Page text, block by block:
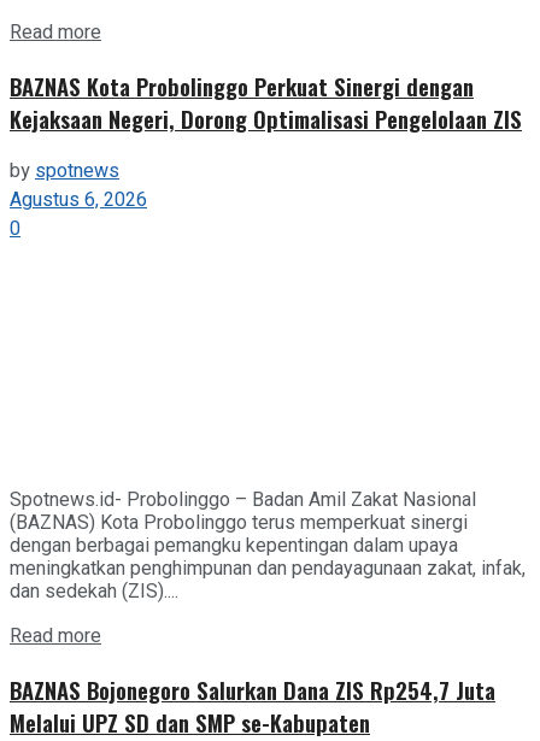
Read more
BAZNAS Kota Probolinggo Perkuat Sinergi dengan
Kejaksaan Negeri, Dorong Optimalisasi Pengelolaan ZIS
byspotnews
Agustus 6, 2026
0
Spotnews.id- Probolinggo – Badan Amil Zakat Nasional
(BAZNAS) Kota Probolinggo terus memperkuat sinergi
dengan berbagai pemangku kepentingan dalam upaya
meningkatkan penghimpunan dan pendayagunaan zakat, infak,
dan sedekah (ZIS)....
Read more
BAZNAS Bojonegoro Salurkan Dana ZIS Rp254,7 Juta
Melalui UPZ SD dan SMP se-Kabupaten